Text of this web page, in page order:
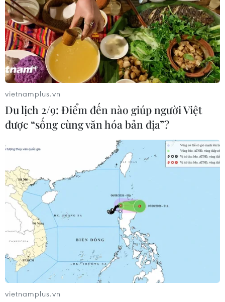
vietnamplus.vn
Du lịch 2/9: Điểm đến nào giúp người Việt
được “sống cùng văn hóa bản địa”?
vietnamplus.vn